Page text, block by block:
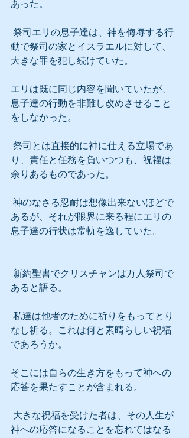
あった。
動で祭司の家とイスラエルに対して、
大きな罪を犯し続けていた。
エリは既に同じ内容を聞いていたが、
息子達の行動を非難し改めさせること
をしなかった。
り、責任と任務を負いつつも、祝福は
余りあるものであった。
あるが、それが限界に来る程にエリの
息子達の行状は常軌を逸していた。
あると語る。
なし祈る。これは何と素晴らしい祝福
であろうか。
そこには自らの生き方をもって神への
応答を果たすことが含まれる。
神への応答になることを忘れてはなる